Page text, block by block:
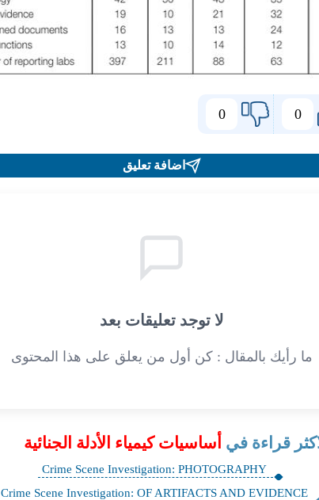
0
0
اضافة تعليق
لا توجد تعليقات بعد
ما رأيك بالمقال : كن أول من يعلق على هذا المحتوى
قراءة في أساسيات كيمياء الأدلة الجنائية
Crime Scene Investigation: PHOTOGRAPHY
Crime Scene Investigation: OF ARTIFACTS AND EVIDENCE